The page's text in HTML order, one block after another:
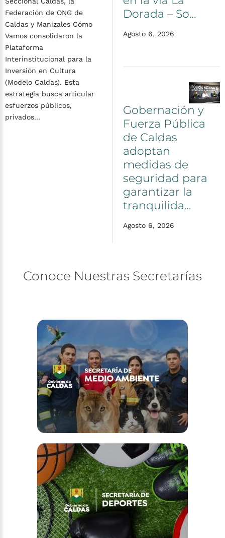
Federación de ONG de
Caldas y Manizales Cómo
Vamos consolidaron la
Plataforma
Interinstitucional para la
Inversión en Cultura
(Modelo Caldas). Esta
estrategia busca articular
esfuerzos públicos,
privados...
Dorada – So…
Agosto 6, 2026
Gobernación y
Fuerza Pública
de Caldas
adoptan
medidas de
seguridad para
garantizar la
tranquilida…
Agosto 6, 2026
Conoce Nuestras Secretarías